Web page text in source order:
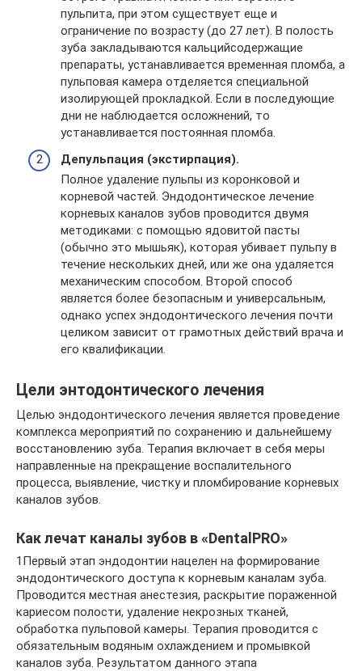
пульпита, при этом существует еще и
ограничение по возрасту (до 27 лет). В полость
зуба закладываются кальцийсодержащие
препараты, устанавливается временная пломба, а
пульповая камера отделяется специальной
изолирующей прокладкой. Если в последующие
дни не наблюдается осложнений, то
устанавливается постоянная пломба.
Депульпация (экстирпация).
Полное удаление пульпы из коронковой и
корневой частей. Эндодонтическое лечение
корневых каналов зубов проводится двумя
методиками: с помощью ядовитой пасты
(обычно это мышьяк), которая убивает пульпу в
течение нескольких дней, или же она удаляется
механическим способом. Второй способ
является более безопасным и универсальным,
однако успех эндодонтического лечения почти
целиком зависит от грамотных действий врача и
его квалификации.
Цели энтодонтического лечения
Целью эндодонтического лечения является проведение
комплекса мероприятий по сохранению и дальнейшему
восстановлению зуба. Терапия включает в себя меры
направленные на прекращение воспалительного
процесса, выявление, чистку и пломбирование корневых
каналов зубов.
Как лечат каналы зубов в «DentalPRO»
1Первый этап эндодонтии нацелен на формирование
эндодонтического доступа к корневым каналам зуба.
Проводится местная анестезия, раскрытие пораженной
кариесом полости, удаление некрозных тканей,
обработка пульповой камеры. Терапия проводится с
обязательным водяным охлаждением и промывкой
каналов зуба. Результатом данного этапа